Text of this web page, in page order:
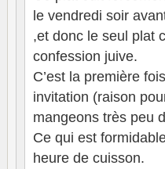
le vendredi soir
,et donc le seul plat
confession juive.
C’est la première
invitation (raison
mangeons très peu
Ce qui est
heure de cuisson.